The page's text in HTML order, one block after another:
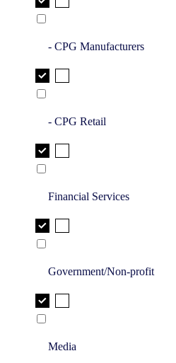
- CPG Manufacturers
- CPG Retail
Financial Services
Government/Non-profit
Media